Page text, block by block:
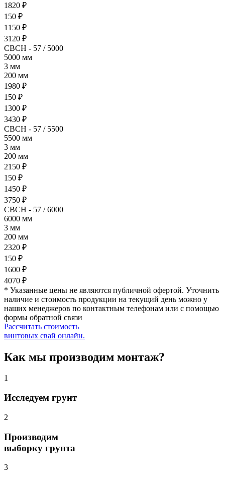
1820 ₽
150 ₽
1150 ₽
3120 ₽
СВСН - 57 / 5000
5000 мм
3 мм
200 мм
1980 ₽
150 ₽
1300 ₽
3430 ₽
СВСН - 57 / 5500
5500 мм
3 мм
200 мм
2150 ₽
150 ₽
1450 ₽
3750 ₽
СВСН - 57 / 6000
6000 мм
3 мм
200 мм
2320 ₽
150 ₽
1600 ₽
4070 ₽
* Указанные цены не являются публичной офертой. Уточнить
наличие и стоимость продукции на текущий день можно у
наших менеджеров по контактным телефонам или с помощью
формы обратной связи
Рассчитать стоимость
винтовых свай онлайн.
Как мы производим монтаж?
1
Исследуем грунт
2
Производим
выборку грунта
3